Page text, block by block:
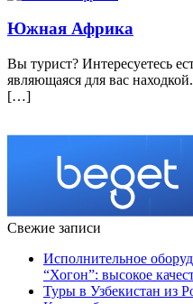
Южная Африка
Вы турист? Интeрeсуeтeсь
являющаяся для вас
[…]
Свежие записи
Исполнительное
“Хогон”: высокое
Туры в Узбекистан из